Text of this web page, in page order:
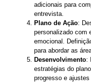
adicionais para
entrevista.
Plano de Ação:
personalizado com
emocional.
para abordar as
Desenvolvimento:
estratégias do
progresso e